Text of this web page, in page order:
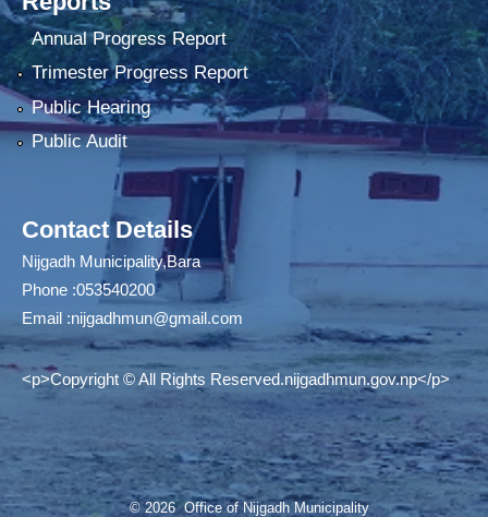
Annual Progress Report
Trimester Progress Report
Public Hearing
Public Audit
Contact Details
Nijgadh Municipality,Bara
Phone :053540200
Email :nijgadhmun@gmail.com
<p>Copyright © All Rights Reserved.nijgadhmun.gov.np</p>
© 2026 Office of Nijgadh Municipality